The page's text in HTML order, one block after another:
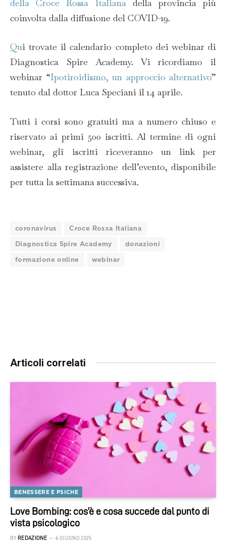
della Croce Rossa Italianadella provincia più
coinvolta dalla diffusione del COVID-19.
Qui trovate il calendario completo dei webinar di
Diagnostica Spire Academy. Vi ricordiamo il
webinar “Ipotiroidismo, un approccio alternativo”
tenuto dal dottor Luca Speciani il 14 aprile.
Tutti i corsi sono gratuiti ma a numero chiuso e
riservato ai primi 500 iscritti. Al termine di ogni
webinar, gli iscritti riceveranno un link per
assistere alla registrazione dell’evento, disponibile
per tutta la settimana successiva.
coronavirus Croce Rossa Italiana
Diagnostica Spire Academy donazioni
formazione online webinar
Articoli correlati
BENESSERE E PSICHE
Love Bombing: cos’è e cosa succede dal punto di
vista psicologico
BY REDAZIONE 6 GIUGNO 2025